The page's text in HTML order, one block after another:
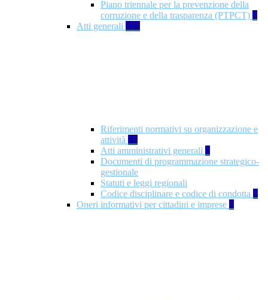
Piano triennale per la prevenzione della
corruzione e della trasparenza (PTPCT) 2
Atti generali 125
Riferimenti normativi su organizzazione e
attività 76
Atti amministrativi generali 3
Documenti di programmazione strategico-
gestionale
Statuti e leggi regionali
Codice disciplinare e codice di condotta 1
Oneri informativi per cittadini e imprese 8